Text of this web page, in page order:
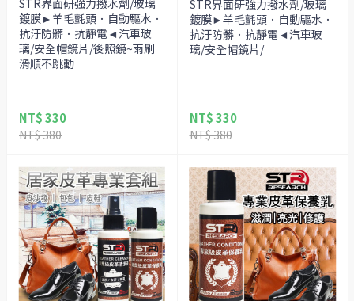
鍍膜►羊毛氈頭．自動驅水．
抗汙防髒．抗靜電◄汽車玻
璃/安全帽鏡片/後照鏡~雨刷
滑順不跳動
NT$ 330
NT$ 380
STR界面研強力撥水劑/玻璃
鍍膜►羊毛氈頭．自動驅水．
抗汙防髒．抗靜電◄汽車玻
璃/安全帽鏡片/
NT$ 330
NT$ 380